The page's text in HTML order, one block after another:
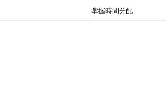
掌握時間分配